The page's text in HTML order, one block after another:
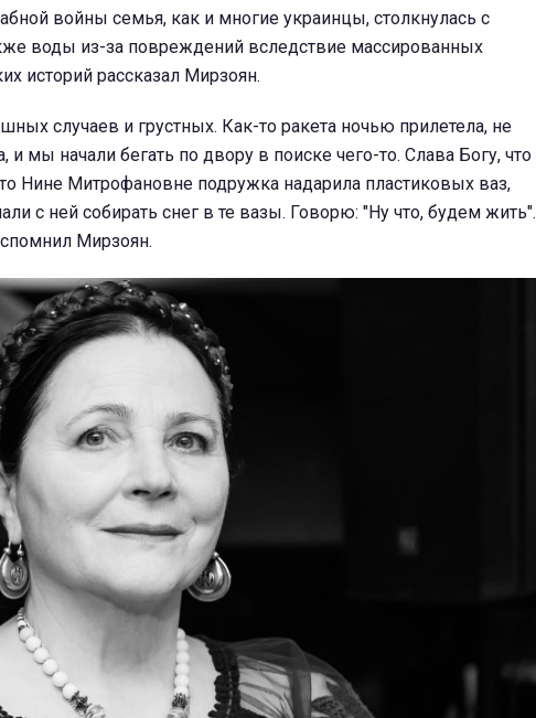
войны семья, как и многие украинцы, столкнулась с
воды из-за повреждений вследствие массированных
историй рассказал Мирзоян.
случаев и грустных. Как-то ракета ночью прилетела, не
и мы начали бегать по двору в поиске чего-то. Слава Богу, что
Нине Митрофановне подружка надарила пластиковых ваз,
с ней собирать снег в те вазы. Говорю: "Ну что, будем жить".
Мирзоян.